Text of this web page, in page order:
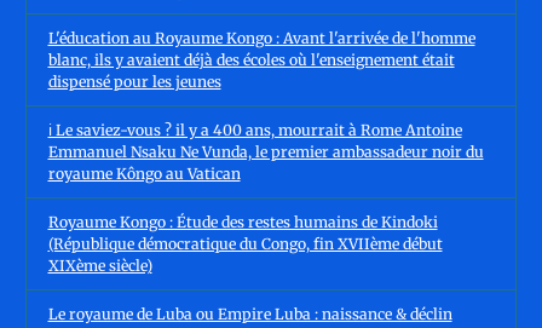
L'éducation au Royaume Kongo : Avant l'arrivée de l'homme
blanc, ils y avaient déjà des écoles où l'enseignement était
dispensé pour les jeunes
ℹ️ Le saviez-vous ? il y a 400 ans, mourrait à Rome Antoine
Emmanuel Nsaku Ne Vunda, le premier ambassadeur noir du
royaume Kôngo au Vatican
Royaume Kongo : Étude des restes humains de Kindoki
(République démocratique du Congo, fin XVIIème début
XIXème siècle)
Le royaume de Luba ou Empire Luba : naissance & déclin